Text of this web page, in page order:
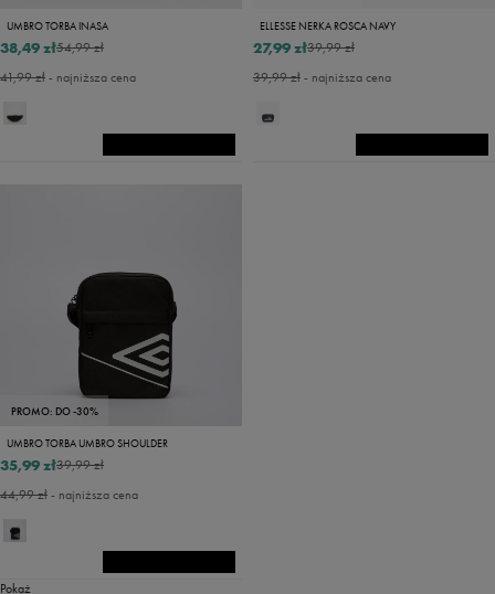
UMBRO TORBA INASA
54,99 zł
38,49 zł
41,99 zł- najniższa cena
ELLESSE NERKA ROSCA NAVY
39,99 zł
27,99 zł
39,99 zł- najniższa cena
PROMO: DO -30%
UMBRO TORBA UMBRO SHOULDER
39,99 zł
35,99 zł
44,99 zł- najniższa cena
Pokaż